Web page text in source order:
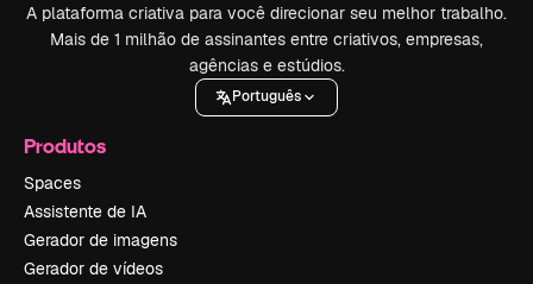
A plataforma criativa para você direcionar seu melhor trabalho.
Mais de 1 milhão de assinantes entre criativos, empresas,
agências e estúdios.
Português
Produtos
Spaces
Assistente de IA
Gerador de imagens
Gerador de vídeos